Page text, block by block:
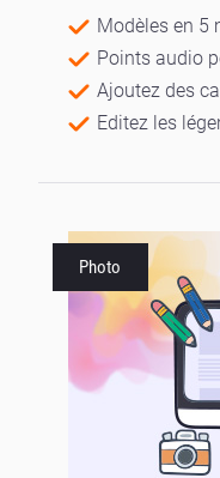
Modèles en 5
Points audio
Ajoutez des
Editez les
Photo